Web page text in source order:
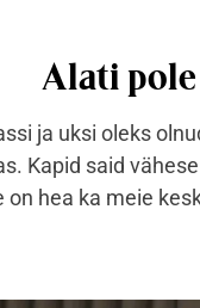
Alati pole
ja uksi oleks
Kapid said
on hea ka meie